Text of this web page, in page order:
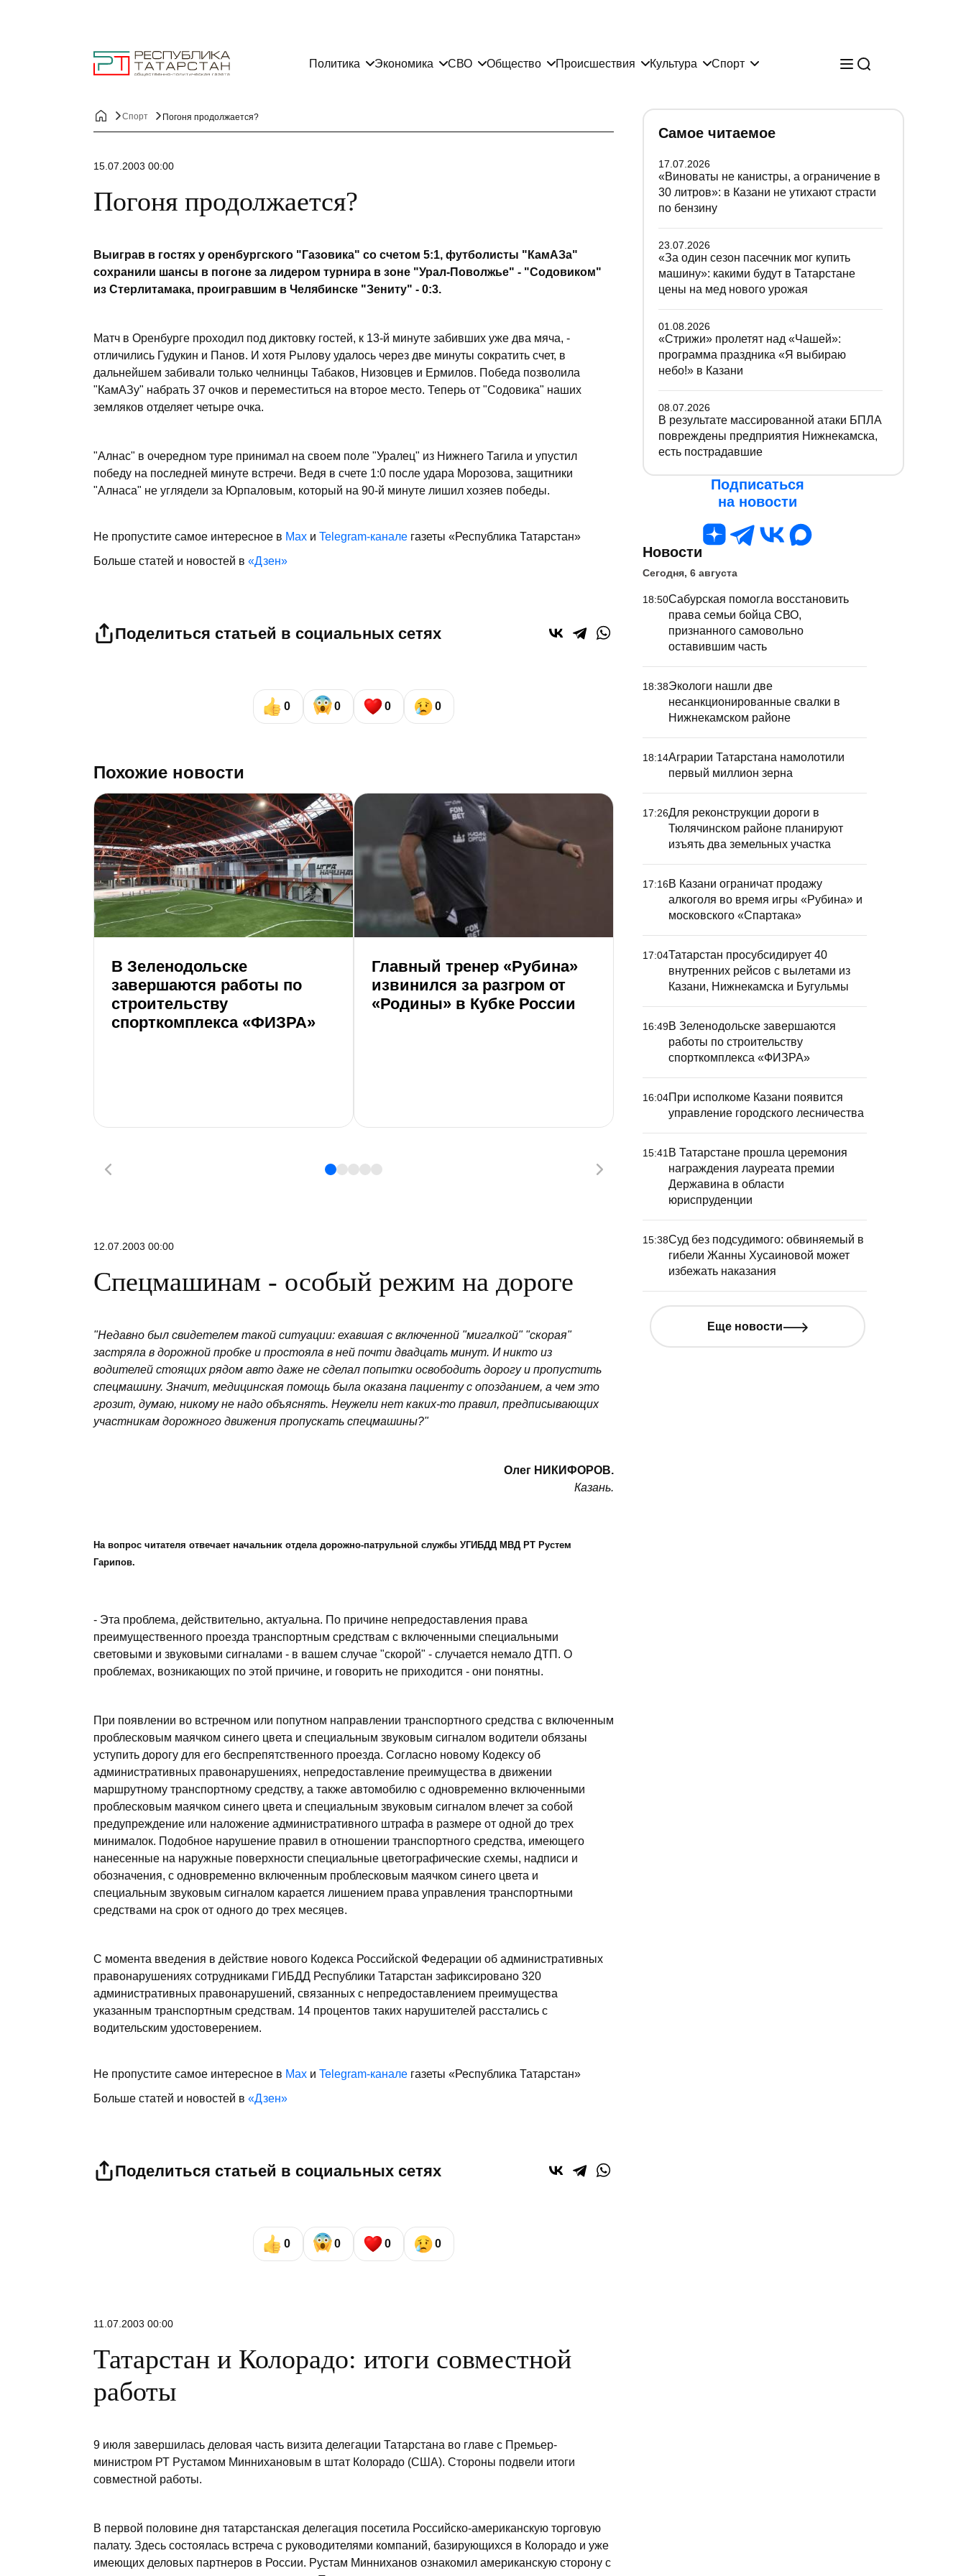
Политика Экономика СВО Общество Происшествия Культура Спорт
Спорт Погоня продолжается?
15.07.2003 00:00
Погоня продолжается?
Выиграв в гостях у оренбургского "Газовика" со счетом 5:1, футболисты "КамАЗа"
сохранили шансы в погоне за лидером турнира в зоне "Урал-Поволжье" - "Содовиком"
из Стерлитамака, проигравшим в Челябинске "Зениту" - 0:3.
Матч в Оренбурге проходил под диктовку гостей, к 13-й минуте забивших уже два мяча, -
отличились Гудукин и Панов. И хотя Рылову удалось через две минуты сократить счет, в
дальнейшем забивали только челнинцы Табаков, Низовцев и Ермилов. Победа позволила
"КамАЗу" набрать 37 очков и переместиться на второе место. Теперь от "Содовика" наших
земляков отделяет четыре очка.
"Алнас" в очередном туре принимал на своем поле "Уралец" из Нижнего Тагила и упустил
победу на последней минуте встречи. Ведя в счете 1:0 после удара Морозова, защитники
"Алнаса" не углядели за Юрпаловым, который на 90-й минуте лишил хозяев победы.
Не пропустите самое интересное в Max и Telegram-канале газеты «Республика Татарстан»
Больше статей и новостей в «Дзен»
Поделиться статьей в социальных сетях
0 0 0 0
Похожие новости
В Зеленодольске
завершаются работы по
строительству
спорткомплекса «ФИЗРА»
Главный тренер «Рубина»
извинился за разгром от
«Родины» в Кубке России
«Рубин» на выезде
разгромно проиграл
московской «Родине» со
счетом 0:5
12.07.2003 00:00
Спецмашинам - особый режим на дороге
"Недавно был свидетелем такой ситуации: ехавшая с включенной "мигалкой" "скорая"
застряла в дорожной пробке и простояла в ней почти двадцать минут. И никто из
водителей стоящих рядом авто даже не сделал попытки освободить дорогу и пропустить
спецмашину. Значит, медицинская помощь была оказана пациенту с опозданием, а чем это
грозит, думаю, никому не надо объяснять. Неужели нет каких-то правил, предписывающих
участникам дорожного движения пропускать спецмашины?"
Олег НИКИФОРОВ.
Казань.
На вопрос читателя отвечает начальник отдела дорожно-патрульной службы УГИБДД МВД РТ Рустем
Гарипов.
- Эта проблема, действительно, актуальна. По причине непредоставления права
преимущественного проезда транспортным средствам с включенными специальными
световыми и звуковыми сигналами - в вашем случае "скорой" - случается немало ДТП. О
проблемах, возникающих по этой причине, и говорить не приходится - они понятны.
При появлении во встречном или попутном направлении транспортного средства с включенным
проблесковым маячком синего цвета и специальным звуковым сигналом водители обязаны
уступить дорогу для его беспрепятственного проезда. Согласно новому Кодексу об
административных правонарушениях, непредоставление преимущества в движении
маршрутному транспортному средству, а также автомобилю с одновременно включенными
проблесковым маячком синего цвета и специальным звуковым сигналом влечет за собой
предупреждение или наложение административного штрафа в размере от одной до трех
минималок. Подобное нарушение правил в отношении транспортного средства, имеющего
нанесенные на наружные поверхности специальные цветографические схемы, надписи и
обозначения, с одновременно включенным проблесковым маячком синего цвета и
специальным звуковым сигналом карается лишением права управления транспортными
средствами на срок от одного до трех месяцев.
С момента введения в действие нового Кодекса Российской Федерации об административных
правонарушениях сотрудниками ГИБДД Республики Татарстан зафиксировано 320
административных правонарушений, связанных с непредоставлением преимущества
указанным транспортным средствам. 14 процентов таких нарушителей расстались с
водительским удостоверением.
Не пропустите самое интересное в Max и Telegram-канале газеты «Республика Татарстан»
Больше статей и новостей в «Дзен»
Поделиться статьей в социальных сетях
0 0 0 0
11.07.2003 00:00
Татарстан и Колорадо: итоги совместной
работы
9 июля завершилась деловая часть визита делегации Татарстана во главе с Премьер-
министром РТ Рустамом Миннихановым в штат Колорадо (США). Стороны подвели итоги
совместной работы.
В первой половине дня татарстанская делегация посетила Российско-американскую торговую
палату. Здесь состоялась встреча с руководителями компаний, базирующихся в Колорадо и уже
имеющих деловых партнеров в России. Рустам Минниханов ознакомил американскую сторону с
Самое читаемое
17.07.2026
«Виноваты не канистры, а ограничение в
30 литров»: в Казани не утихают страсти
по бензину
23.07.2026
«За один сезон пасечник мог купить
машину»: какими будут в Татарстане
цены на мед нового урожая
01.08.2026
«Стрижи» пролетят над «Чашей»:
программа праздника «Я выбираю
небо!» в Казани
08.07.2026
В результате массированной атаки БПЛА
повреждены предприятия Нижнекамска,
есть пострадавшие
Подписаться
на новости
Новости
Сегодня, 6 августа
18:50Сабурская помогла восстановить
права семьи бойца СВО,
признанного самовольно
оставившим часть
18:38Экологи нашли две
несанкционированные свалки в
Нижнекамском районе
18:14Аграрии Татарстана намолотили
первый миллион зерна
17:26Для реконструкции дороги в
Тюлячинском районе планируют
изъять два земельных участка
17:16В Казани ограничат продажу
алкоголя во время игры «Рубина» и
московского «Спартака»
17:04Татарстан просубсидирует 40
внутренних рейсов с вылетами из
Казани, Нижнекамска и Бугульмы
16:49В Зеленодольске завершаются
работы по строительству
спорткомплекса «ФИЗРА»
16:04При исполкоме Казани появится
управление городского лесничества
15:41 В Татарстане прошла церемония
награждения лауреата премии
Державина в области
юриспруденции
15:38Суд без подсудимого: обвиняемый в
гибели Жанны Хусаиновой может
избежать наказания
Еще новости